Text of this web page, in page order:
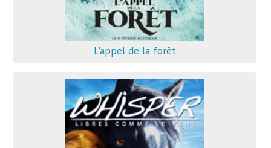
L'appel de la forêt